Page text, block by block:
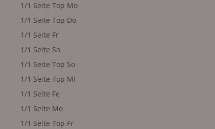
1/1 Seite Top Mo
1/1 Seite Top Do
1/1 Seite Fr
1/1 Seite Sa
1/1 Seite Top So
1/1 Seite Top Mi
1/1 Seite Fe
1/1 Seite Mo
1/1 Seite Top Fr